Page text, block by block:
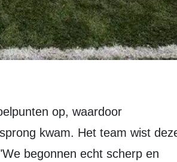
kwam. Het team wist
begonnen echt scherp en